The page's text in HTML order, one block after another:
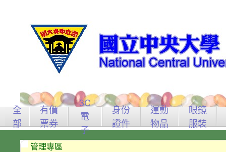
全
部
有價
票券
3C
電
子
身份
證件
運動
物品
眼鏡
服裝
管理專區